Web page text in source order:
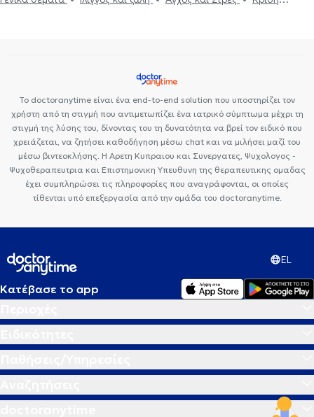
Το doctoranytime είναι ένα end-to-end solution που υποστηρίζει τον
χρήστη από τη στιγμή που αντιμετωπίζει ένα ιατρικό σύμπτωμα μέχρι τη
στιγμή της λύσης του, δίνοντας του τη δυνατότητα να βρεί τον ειδικό που
χρειάζεται, να ζητήσει καθοδήγηση μέσω chat και να μιλήσει μαζί του
μέσω βιντεοκλήσης. Η Αρετη Κυπραιου και Συνεργατες, Ψυχολογος -
Ψυχοθεραπευτρια και Επιστημονικη Υπευθυνη της θεραπευτικης ομαδας
έχει συμπληρώσει τις πληροφορίες που αναγράφονται, οι οποίες
τίθενται υπό επεξεργασία από την ομάδα του doctoranytime.
EL
Κατέβασε το app